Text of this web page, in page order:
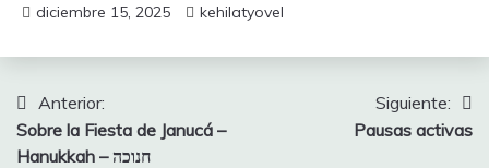
diciembre 15, 2025 kehilatyovel
Navegación
de
Anterior:
Sobre la Fiesta de Janucá –
Hanukkah – חנוכה
Siguiente:
Pausas activas